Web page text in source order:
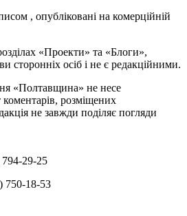
, опубліковані на комерційній
«Проекти» та «Блоги»,
сторонніх осіб і не є редакційними.
«Полтавщина» не несе
коментарів, розміщених
не завжди поділяє погляди
29-25
750-18-53